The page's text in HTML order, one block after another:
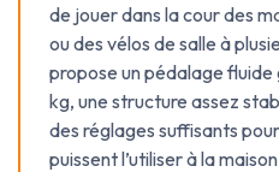
de jouer dans la cour des
ou des vélos de salle à
propose un pédalage fluide
kg, une structure assez
des réglages suffisants
puissent l’utiliser à la